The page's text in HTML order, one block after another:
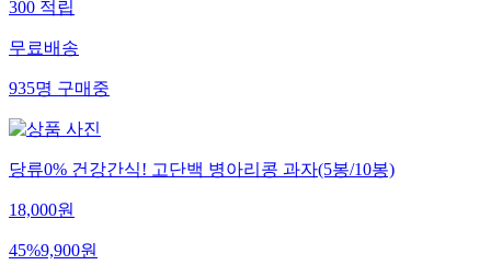
300적립
무료배송
935명구매중
당류0% 건강간식! 고단백 병아리콩 과자(5봉/10봉)
18,000원
45%9,900원